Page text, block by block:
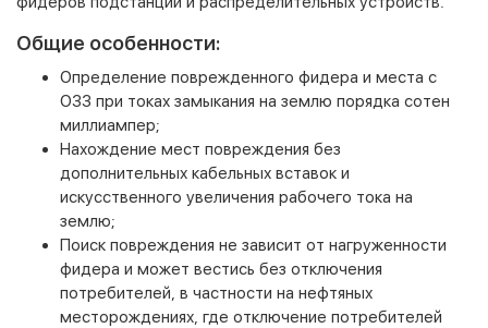
Общие особенности:
Определение поврежденного фидера и места с
ОЗЗ при токах замыкания на землю порядка сотен
миллиампер;
Нахождение мест повреждения без
дополнительных кабельных вставок и
искусственного увеличения рабочего тока на
землю;
Поиск повреждения не зависит от нагруженности
фидера и может вестись без отключения
потребителей, в частности на нефтяных
месторождениях, где отключение потребителей